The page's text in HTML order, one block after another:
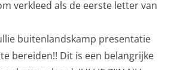
verkleed als de eerste letter van
buitenlandskamp presentatie
bereiden!! Dit is een belangrijke